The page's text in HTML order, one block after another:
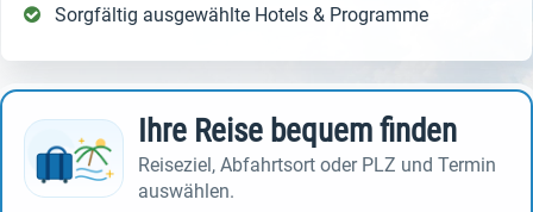
Sorgfältig ausgewählte Hotels & Programme
Ihre Reise bequem finden
Reiseziel, Abfahrtsort oder PLZ und Termin
auswählen.